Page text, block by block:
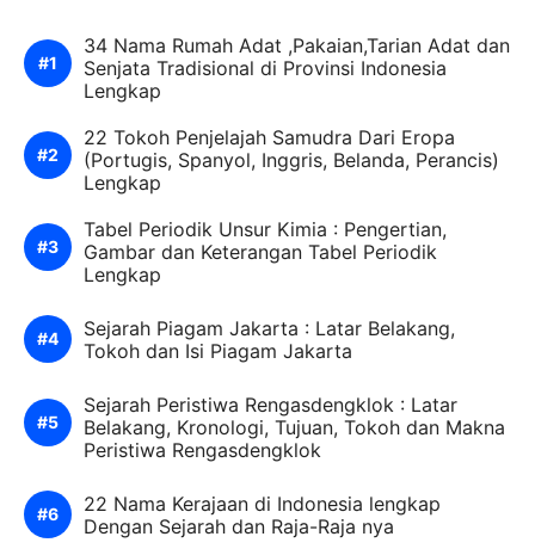
34 Nama Rumah Adat ,Pakaian,Tarian Adat dan
Senjata Tradisional di Provinsi Indonesia
Lengkap
22 Tokoh Penjelajah Samudra Dari Eropa
(Portugis, Spanyol, Inggris, Belanda, Perancis)
Lengkap
Tabel Periodik Unsur Kimia : Pengertian,
Gambar dan Keterangan Tabel Periodik
Lengkap
Sejarah Piagam Jakarta : Latar Belakang,
Tokoh dan Isi Piagam Jakarta
Sejarah Peristiwa Rengasdengklok : Latar
Belakang, Kronologi, Tujuan, Tokoh dan Makna
Peristiwa Rengasdengklok
22 Nama Kerajaan di Indonesia lengkap
Dengan Sejarah dan Raja-Raja nya